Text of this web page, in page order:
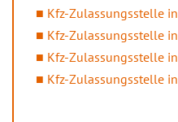
Kfz-Zulassungsstelle
Kfz-Zulassungsstelle
Kfz-Zulassungsstelle
Kfz-Zulassungsstelle